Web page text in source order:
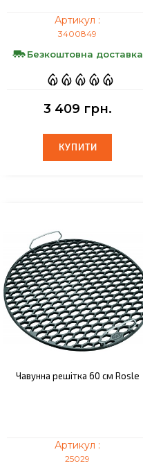
Артикул :
3400849
Безкоштовна доставка
3 409 грн.
КУПИТИ
КУПИТИ
Чавунна решітка 60 см Rosle
Артикул :
25029